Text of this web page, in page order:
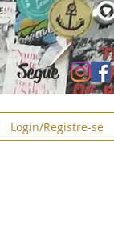
Segue
Login/Registre-se